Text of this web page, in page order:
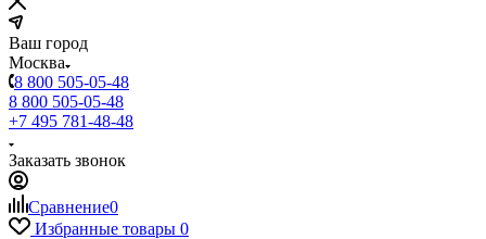
Ваш город
Москва
8 800 505-05-48
8 800 505-05-48
+7 495 781-48-48
Заказать звонок
Сравнение0
Избранные товары 0